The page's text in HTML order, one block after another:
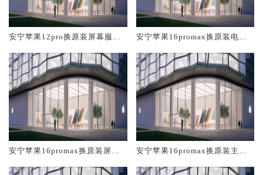
安宁苹果12pro换原装屏幕服务
安宁苹果16promax换原装电池
安宁苹果16promax换原装屏幕
安宁苹果16promax换原装主板